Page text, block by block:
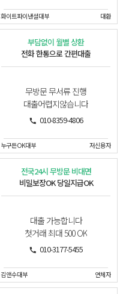
화이트파이낸셜대부 대환
부담없이 월별 상환
전화 한통으로 간편대출
무방문 무서류 진행
대출어렵지않습니다
010-8359-4806
누구든OK대부 저신용자
전국24시 무방문 비대면
비밀보장OK 당일지급OK
대출 가능합니다
첫거래 최대 500 OK
010-3177-5455
김앤수대부 연체자